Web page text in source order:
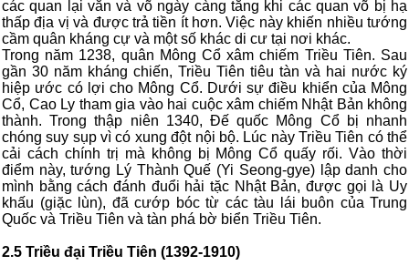
các quan lại văn và võ ngày càng tăng khi các quan võ bị hạ
thấp địa vị và được trả tiền ít hơn. Việc này khiến nhiều tướng
cầm quân kháng cự và một số khác di cư tại nơi khác.
Trong năm 1238, quân Mông Cổ xâm chiếm Triều Tiên. Sau
gần 30 năm kháng chiến, Triều Tiên tiêu tàn và hai nước ký
hiệp ước có lợi cho Mông Cổ. Dưới sự điều khiển của Mông
Cổ, Cao Ly tham gia vào hai cuộc xâm chiếm Nhật Bản không
thành. Trong thập niên 1340, Đế quốc Mông Cổ bị nhanh
chóng suy sụp vì có xung đột nội bộ. Lúc này Triều Tiên có thể
cải cách chính trị mà không bị Mông Cổ quấy rối. Vào thời
điểm này, tướng Lý Thành Quế (Yi Seong-gye) lập danh cho
mình bằng cách đánh đuổi hải tặc Nhật Bản, được gọi là Uy
khấu (giặc lùn), đã cướp bóc từ các tàu lái buôn của Trung
Quốc và Triều Tiên và tàn phá bờ biển Triều Tiên.
2.5 Triều đại Triều Tiên (1392-1910)